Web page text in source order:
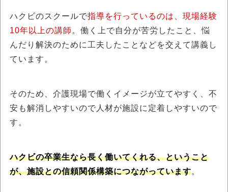
ハクビのスクールで指導を行っているのは、現場経験
10年以上の講師 。働く上で自分が苦労したこと、悩
んだり解決のために工夫したことなどを交えて講義し
ています。
そのため、介護現場で働くイメージが立てやすく、不
安も解消しやすいので人材が施設に定着しやすいので
す。
ハクビの卒業生なら長く働いてくれる、ということ
が、施設との信頼関係構築につながっています。